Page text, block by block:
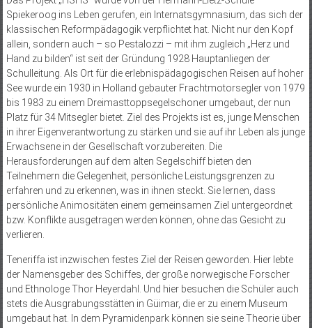
Spiekeroog ins Leben gerufen, ein Internatsgymnasium, das sich der
klassischen Reformpädagogik verpflichtet hat. Nicht nur den Kopf
allein, sondern auch – so Pestalozzi – mit ihm zugleich „Herz und
Hand zu bilden“ ist seit der Gründung 1928 Hauptanliegen der
Schulleitung. Als Ort für die erlebnispädagogischen Reisen auf hoher
See wurde ein 1930 in Holland gebauter Frachtmotorsegler von 1979
bis 1983 zu einem Dreimasttoppsegelschoner umgebaut, der nun
Platz für 34 Mitsegler bietet. Ziel des Projekts ist es, junge Menschen
in ihrer Eigenverantwortung zu stärken und sie auf ihr Leben als junge
Erwachsene in der Gesellschaft vorzubereiten. Die
Herausforderungen auf dem alten Segelschiff bieten den
Teilnehmern die Gelegenheit, persönliche Leistungsgrenzen zu
erfahren und zu erkennen, was in ihnen steckt. Sie lernen, dass
persönliche Animositäten einem gemeinsamen Ziel untergeordnet
bzw. Konflikte ausgetragen werden können, ohne das Gesicht zu
verlieren.
Teneriffa ist inzwischen festes Ziel der Reisen geworden. Hier lebte
der Namensgeber des Schiffes, der große norwegische Forscher
und Ethnologe Thor Heyerdahl. Und hier besuchen die Schüler auch
stets die Ausgrabungsstätten in Güimar, die er zu einem Museum
umgebaut hat. In dem Pyramidenpark können sie seine Theorie über